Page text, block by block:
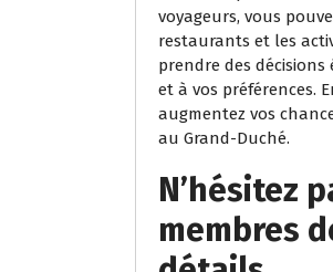
voyageurs, vous
restaurants et les
prendre des
et à vos préférences.
augmentez vos
au Grand-Duché.
N’hésitez
membres